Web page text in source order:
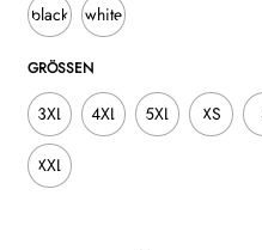
black white
GRÖSSEN
3XL 4XL 5XL XS
XXL